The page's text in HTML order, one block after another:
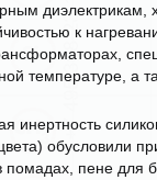
диэлектрикам,
к
температуре, а
инертность
обусловили
помадах, пене для